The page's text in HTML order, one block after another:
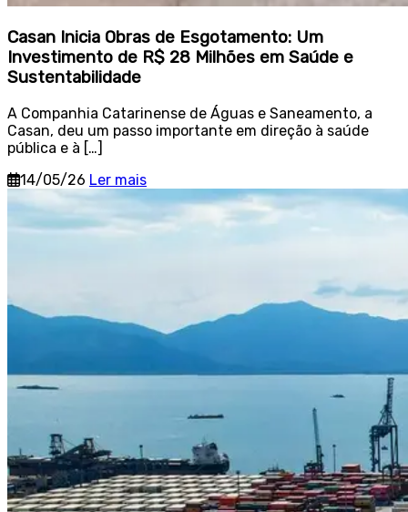
Casan Inicia Obras de Esgotamento: Um
Investimento de R$ 28 Milhões em Saúde e
Sustentabilidade
A Companhia Catarinense de Águas e Saneamento, a
Casan, deu um passo importante em direção à saúde
pública e à […]
14/05/26 Ler mais